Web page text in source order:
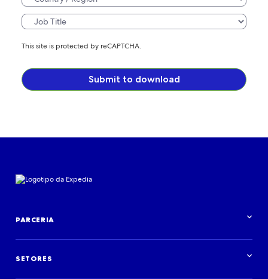
This site is protected by reCAPTCHA.
Submit to download
PARCERIA
SETORES